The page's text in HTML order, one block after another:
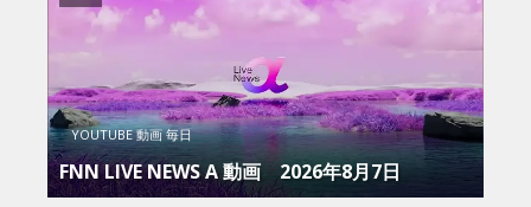
YOUTUBE 動画 毎日
FNN LIVE NEWS Α 動画 2026年8月7日